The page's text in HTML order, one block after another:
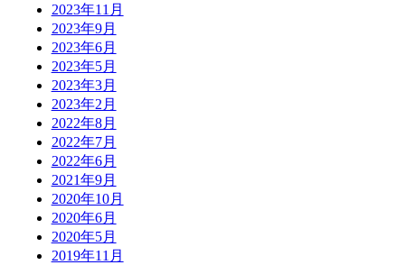
2023年11月
2023年9月
2023年6月
2023年5月
2023年3月
2023年2月
2022年8月
2022年7月
2022年6月
2021年9月
2020年10月
2020年6月
2020年5月
2019年11月